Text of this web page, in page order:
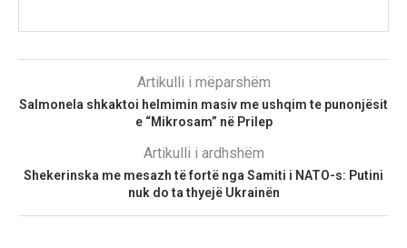
Artikulli i mëparshëm
Salmonela shkaktoi helmimin masiv me ushqim te punonjësit
e “Mikrosam” në Prilep
Artikulli i ardhshëm
Shekerinska me mesazh të fortë nga Samiti i NATO-s: Putini
nuk do ta thyejë Ukrainën